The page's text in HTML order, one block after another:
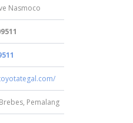
Nasmoco
Pemalang